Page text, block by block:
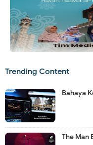
Trending Content
Bahaya
The Man